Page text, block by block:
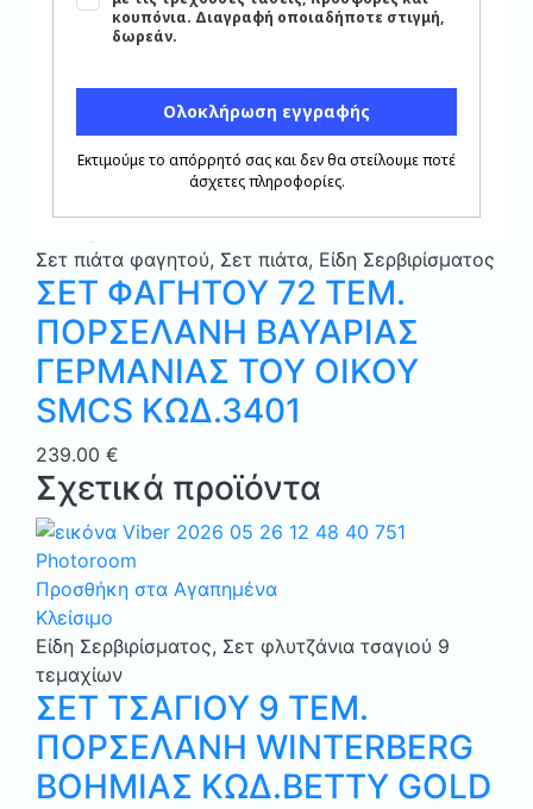
ΠΟΡΣΕΛΑΝΗ ΒΑΥΑΡΙΑΣ
SMCS ΚΩΔ.3401
60.00€ Original
price
34.00€Η
τρέχουσα
34.00 €.
Σετ πιάτα φαγητού, Σετ πιάτα, Είδη Σερβιρίσματος
ΣΕΤ ΦΑΓΗΤΟΥ 72 ΤΕΜ.
ΠΟΡΣΕΛΑΝΗ ΒΑΥΑΡΙΑΣ
ΓΕΡΜΑΝΙΑΣ ΤΟΥ ΟΙΚΟΥ
SMCS ΚΩΔ.3401
239.00 €
Σχετικά προϊόντα
Προσθήκη στα Αγαπημένα
Κλείσιμο
Είδη Σερβιρίσματος, Σετ φλυτζάνια τσαγιού 9
τεμαχίων
ΣΕΤ ΤΣΑΓΙΟΥ 9 ΤΕΜ.
ΠΟΡΣΕΛΑΝΗ WINTERBERG
ΒΟΗΜΙΑΣ ΚΩΔ.BETTY GOLD